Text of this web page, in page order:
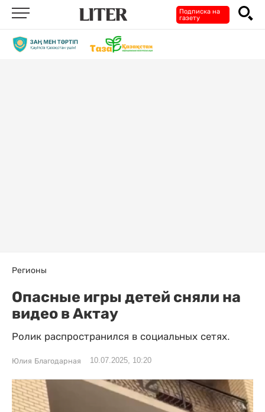
Подписка на
газету
Регионы
Опасные игры детей сняли на
видео в Актау
Ролик распространился в социальных сетях.
Юлия Благодарная 10.07.2025, 10:20